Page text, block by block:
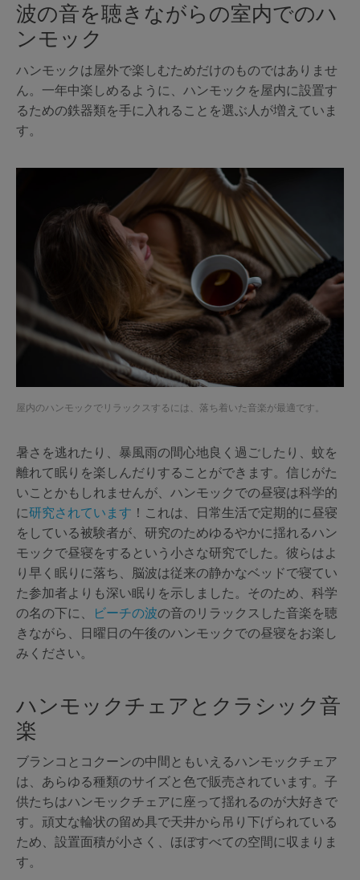
波の音を聴きながらの室内でのハ
ンモック
ハンモックは屋外で楽しむためだけのものではありませ
ん。一年中楽しめるように、ハンモックを屋内に設置す
るための鉄器類を手に入れることを選ぶ人が増えていま
す。
屋内のハンモックでリラックスするには、落ち着いた音楽が最適です。
暑さを逃れたり、暴風雨の間心地良く過ごしたり、蚊を
離れて眠りを楽しんだりすることができます。信じがた
いことかもしれませんが、ハンモックでの昼寝は科学的
に研究されています ！これは、日常生活で定期的に昼寝
をしている被験者が、研究のためゆるやかに揺れるハン
モックで昼寝をするという小さな研究でした。彼らはよ
り早く眠りに落ち、脳波は従来の静かなベッドで寝てい
た参加者よりも深い眠りを示しました。そのため、科学
の名の下に、
ビーチの波の音のリラックスした音楽を聴
きながら、日曜日の午後のハンモックでの昼寝をお楽し
みください。
ハンモックチェアとクラシック音
楽
ブランコとコクーンの中間ともいえるハンモックチェア
は、あらゆる種類のサイズと色で販売されています。子
供たちはハンモックチェアに座って揺れるのが大好きで
す。頑丈な輪状の留め具で天井から吊り下げられている
ため、設置面積が小さく、ほぼすべての空間に収まりま
す。